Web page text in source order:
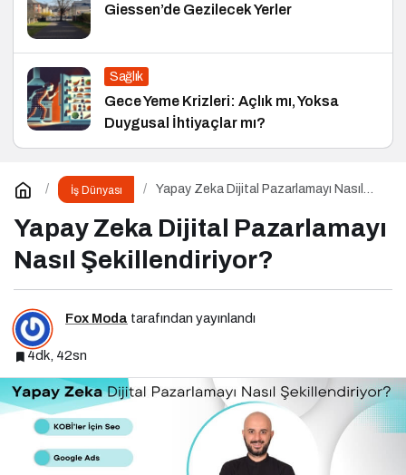
Giessen’de Gezilecek Yerler
Sağlık
Gece Yeme Krizleri: Açlık mı, Yoksa
Duygusal İhtiyaçlar mı?
İş Dünyası
Yapay Zeka Dijital Pazarlamayı Nasıl
Yapay Zeka Dijital Pazarlamayı
Nasıl Şekillendiriyor?
Fox Moda tarafından yayınlandı
4dk, 42sn